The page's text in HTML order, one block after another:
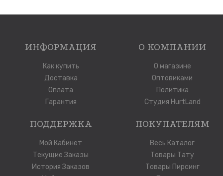
ИНФОРМАЦИЯ
Как купить
Доставка
Оплата
Гарантия
О КОМПАНИИ
О магазине
Оптовиками
Политика
Студия HurtLand
ПОДДЕРЖКА
Мой Кабинет
Текущие Заказы
История Заказов
ПОКУПАТЕЛЯМ
Весь Каталог
Товары Тату
Товары Пирсинг